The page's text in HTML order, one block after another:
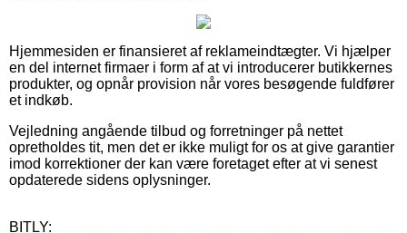
Hjemmesiden er finansieret af reklameindtægter. Vi hjælper
en del internet firmaer i form af at vi introducerer butikkernes
produkter, og opnår provision når vores besøgende fuldfører
et indkøb.
Vejledning angående tilbud og forretninger på nettet
opretholdes tit, men det er ikke muligt for os at give garantier
imod korrektioner der kan være foretaget efter at vi senest
opdaterede sidens oplysninger.
BITLY: